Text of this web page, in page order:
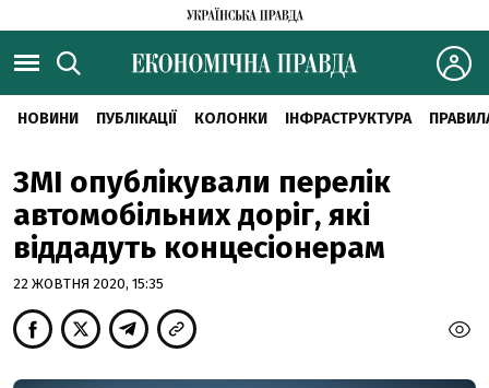
НОВИНИ ПУБЛІКАЦІЇ КОЛОНКИ ІНФРАСТРУКТУРА
ЗМІ опублікували перелік
автомобільних доріг, які
віддадуть концесіонерам
22 ЖОВТНЯ 2020, 15:35